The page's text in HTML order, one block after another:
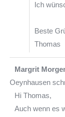
Ich
Beste
Thomas
Margrit
Oeynhausen
Hi Thomas,
Auch wenn es